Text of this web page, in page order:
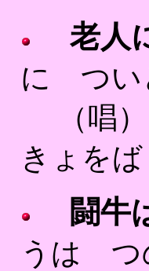
老人
に つい
（唱）
きょ
闘牛
うは つ